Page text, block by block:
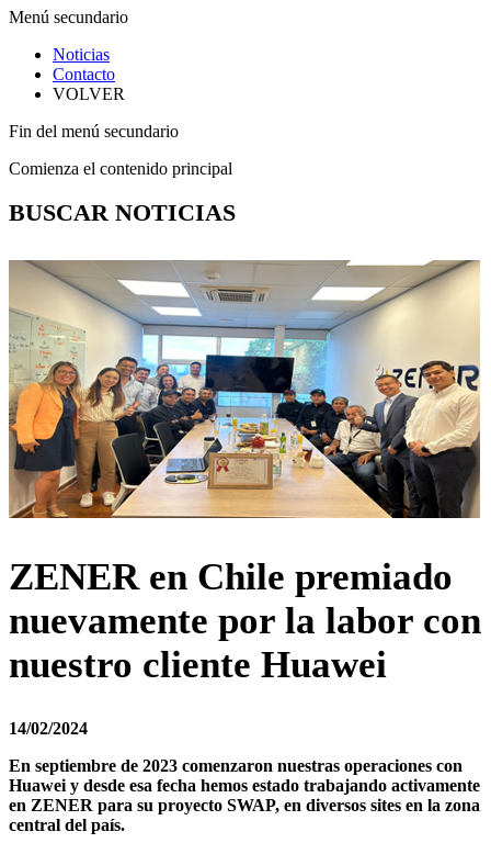
Menú secundario
Noticias
Contacto
VOLVER
Fin del menú secundario
Comienza el contenido principal
BUSCAR NOTICIAS
ZENER en Chile premiado
nuevamente por la labor con
nuestro cliente Huawei
14/02/2024
En septiembre de 2023 comenzaron nuestras operaciones con
Huawei y desde esa fecha hemos estado trabajando activamente
en ZENER para su proyecto SWAP, en diversos sites en la zona
central del país.